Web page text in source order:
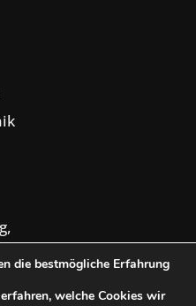
die bestmögliche Erfahrung
welche Cookies wir